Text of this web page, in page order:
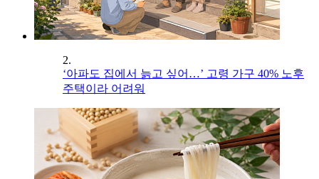
2.
‘아파도 집에서 늙고 싶어…’ 고령 가구 40% 노후
주택이라 어려워